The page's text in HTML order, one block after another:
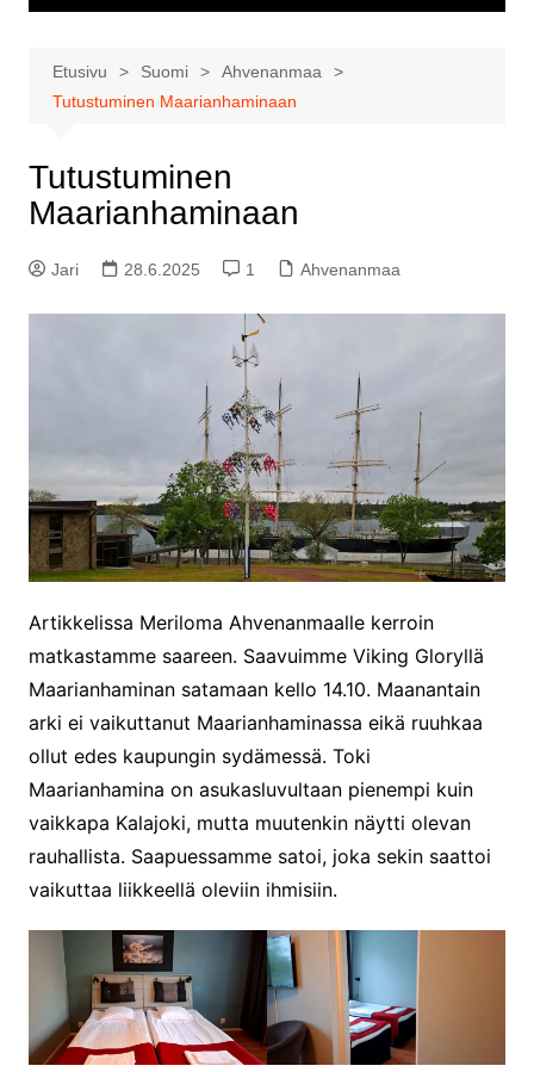
Etusivu Suomi
Ahvenanmaa
Tutustuminen Maarianhaminaan
Tutustuminen
Maarianhaminaan
Jari 28.6.2025 1 Ahvenanmaa
Artikkelissa Meriloma Ahvenanmaalle kerroin
matkastamme saareen. Saavuimme Viking Gloryllä
Maarianhaminan satamaan kello 14.10. Maanantain
arki ei vaikuttanut Maarianhaminassa eikä ruuhkaa
ollut edes kaupungin sydämessä. Toki
Maarianhamina on asukasluvultaan pienempi kuin
vaikkapa Kalajoki, mutta muutenkin näytti olevan
rauhallista. Saapuessamme satoi, joka sekin saattoi
vaikuttaa liikkeellä oleviin ihmisiin.